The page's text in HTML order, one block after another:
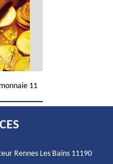
11
Rennes Les Bains 11190